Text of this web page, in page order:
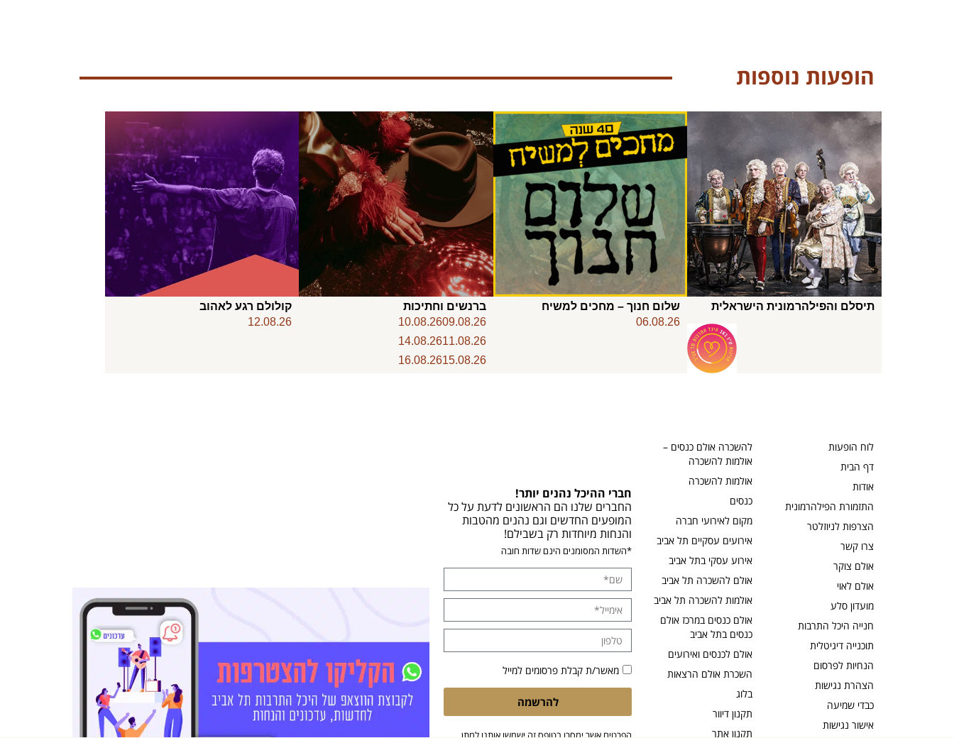
הופעות נוספות
תיסלם והפילהרמונית הישראלית
שלום חנוך – מחכים למשיח
06.08.26
ברנשים וחתיכות
09.08.26
10.08.26
11.08.26
14.08.26
15.08.26
16.08.26
קולולם רגע לאהוב
12.08.26
לוח הופעות
דף הבית
אודות
התזמורת הפילהרמונית
הצרפות לניוזלטר
צרו קשר
אולם צוקר
אולם לאוי
מועדון סלע
חנייה היכל התרבות
תוכנייה דיגיטלית
הנחיות לפרסום
הצהרת נגישות
כבדי שמיעה
אישור נגישות
להשכרה אולם כנסים –
אולמות להשכרה
אולמות להשכרה
כנסים
מקום לאירועי חברה
אירועים עסקיים תל אביב
אירוע עסקי בתל אביב
אולם להשכרה תל אביב
אולמות להשכרה תל אביב
אולם כנסים במרכז אולם
כנסים בתל אביב
אולם לכנסים ואירועים
השכרת אולם הרצאות
בלוג
תקנון דיוור
תקנון אתר
חברי ההיכל נהנים יותר!
החברים שלנו הם הראשונים לדעת על כל
המופעים החדשים וגם נהנים מהטבות
והנחות מיוחדות רק בשבילם!
*השדות המסומנים הינם שדות חובה
מאשר/ת קבלת פרסומים למייל
להרשמה